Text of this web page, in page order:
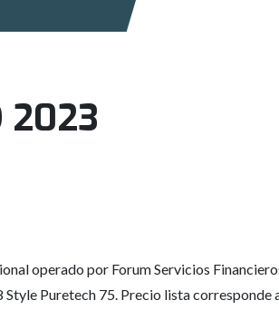
2023
operado por Forum Servicios
Style Puretech 75. Precio lista corresponde